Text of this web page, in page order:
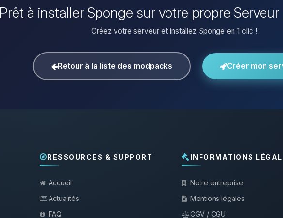
Prêt à installer Sponge sur votre propre
Créez votre serveur et installez Sponge en 1 clic !
Retour à la liste des modpacks Créer mon
RESSOURCES & SUPPORT
Accueil
Actualités
FAQ
INFORMATIONS
Notre entreprise
Mentions légales
CGV / CGU